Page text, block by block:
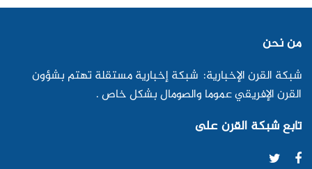
من نحن
شبكة القرن الإخبارية: شبكة إخبارية مستقلة تهتم بشؤون
القرن الإفريقي عموما والصومال بشكل خاص .
تابع شبكة القرن على